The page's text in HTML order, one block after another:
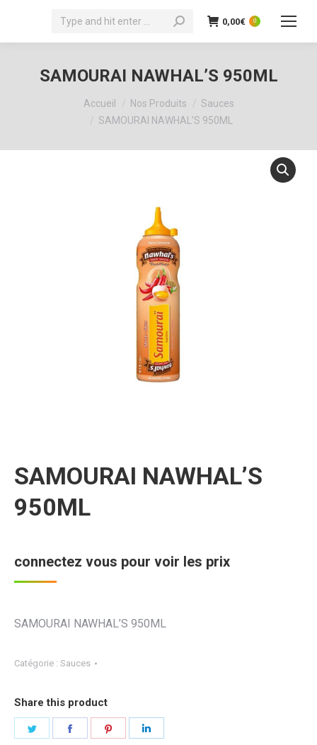
Recherche
0,00€ 0
SAMOURAI NAWHAL’S 950ML
Accueil Nos Produits
Sauces
SAMOURAI NAWHAL’S 950ML
SAMOURAI NAWHAL’S
950ML
connectez vous pour voir les prix
SAMOURAI NAWHAL’S 950ML
Catégorie : Sauces
Share this product
Partager
Partager Partager